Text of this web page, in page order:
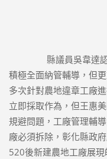
積極全面納管輔導，但
多次針對農地違章工廠
立即採取作為，但王惠
規避問題，工廠管理輔
廠必須拆除，彰化縣政
520後新建農地工廠展